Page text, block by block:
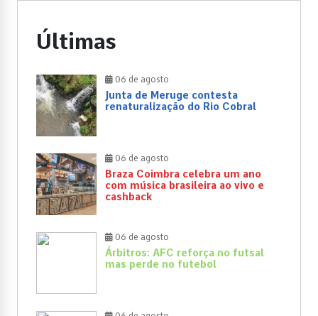
Últimas
06 de agosto
Junta de Meruge contesta
renaturalização do Rio Cobral
06 de agosto
Braza Coimbra celebra um ano
com música brasileira ao vivo e
cashback
06 de agosto
Árbitros: AFC reforça no futsal
mas perde no futebol